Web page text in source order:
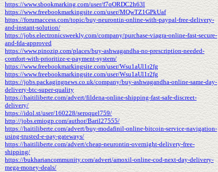
https://www.sbookmarking.com/user/f7qORDC2h63l
https://www.freebookmarkingsite.com/user/MQwTZ1GPkUaf
https://forumaccess.com/topic/buy-neurontin-online-with-paypal-free-delivery-
and-instant-solution/
https://jobs.electronicsweekly.com/company/purchase-viagra-online-fast-secure-
and-fda-approved
https://www.pinozip.com/places/buy-ashwagandha-no-prescription-needed-
comfort-with-prioritize-e-payment-system/
https://www.freebookmarkingsite.com/user/Wsu1aUl1r2fg
https://www.freebookmarkingsite.com/user/Wsu1aUl1r2fg
https://jobs.packagingnews.co.uk/company/buy-ashwagandha-online-same-day-
delivery-btc-super-quality
https://haitiliberte.com/advert/fildena-online-shipping-fast-safe-discreet-
delivery/
https://idol.st/user/160228/seroquel759/
http://jobs.emiogp.com/author/Baril27555/
https://haitiliberte.com/advert/buy-modafinil-online-bitcoin-service-navigation-
using-trusted-e-pay-gateways/
https://haitiliberte.com/advert/cheap-neurontin-overnight-delivery-free-
shipping/
https://bukhariancommunity.com/advert/amoxil-online-cod-next-day-delivery-
mega-money-deals/